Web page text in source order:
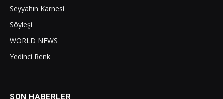
Seyyahın Karnesi
Söyleşi
WORLD NEWS
Yedinci Renk
SON HABERLER